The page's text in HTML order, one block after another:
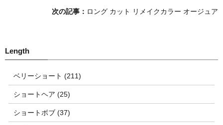
次の記事： ロング カット リメイクカラー オージュア
ベリーショート (211)
ショートヘア (25)
ショートボブ (37)